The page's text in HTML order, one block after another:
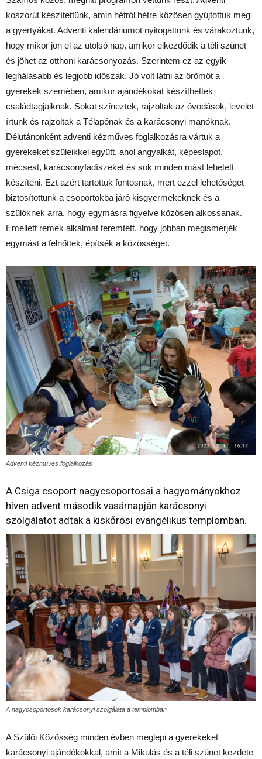
koszorút készítettünk, amin hétről hétre közösen gyújtottuk meg
a gyertyákat. Adventi kalendáriumot nyitogattunk és várakoztunk,
hogy mikor jön el az utolsó nap, amikor elkezdődik a téli szünet
és jöhet az otthoni karácsonyozás. Szerintem ez az egyik
leghálásabb és legjobb időszak. Jó volt látni az örömöt a
gyerekek szemében, amikor ajándékokat készíthettek
családtagjaiknak. Sokat színeztek, rajzoltak az óvodások, levelet
írtunk és rajzoltak a Télapónak és a karácsonyi manóknak.
Délutánonként adventi kézműves foglalkozásra vártuk a
gyerekeket szüleikkel együtt, ahol angyalkát, képeslapot,
mécsest, karácsonyfadíszeket és sok minden mást lehetett
készíteni. Ezt azért tartottuk fontosnak, mert ezzel lehetőséget
biztosítottunk a csoportokba járó kisgyermekeknek és a
szülőknek arra, hogy egymásra figyelve közösen alkossanak.
Emellett remek alkalmat teremtett, hogy jobban megismerjék
egymást a felnőttek, építsék a közösséget.
Adventi kézműves foglalkozás
A Csiga csoport nagycsoportosai a hagyományokhoz
híven advent második vasárnapján karácsonyi
szolgálatot adtak a kiskőrösi evangélikus templomban.
A nagycsoportosok karácsonyi szolgálata a templomban
A Szülői Közösség minden évben meglepi a gyerekeket
karácsonyi ajándékokkal, amit a Mikulás és a téli szünet kezdete